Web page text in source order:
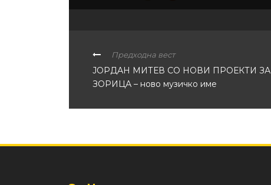
Предходна вест
ЈОРДАН МИТЕВ СО НОВИ ПРОЕКТИ ЗА
ЗОРИЦА – ново музичко име